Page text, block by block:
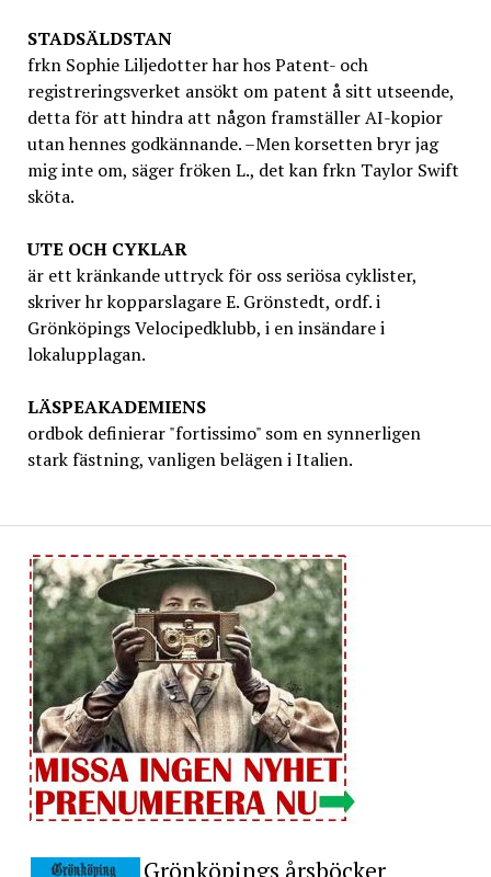
STADSÄLDSTAN
frkn Sophie Liljedotter har hos Patent- och
registreringsverket ansökt om patent å sitt utseende,
detta för att hindra att någon framställer AI-kopior
utan hennes godkännande. –Men korsetten bryr jag
mig inte om, säger fröken L., det kan frkn Taylor Swift
sköta.
UTE OCH CYKLAR
är ett kränkande uttryck för oss seriösa cyklister,
skriver hr kopparslagare E. Grönstedt, ordf. i
Grönköpings Velocipedklubb, i en insändare i
lokalupplagan.
LÄSPEAKADEMIENS
ordbok definierar "fortissimo" som en synnerligen
stark fästning, vanligen belägen i Italien.
Grönköpings årsböcker